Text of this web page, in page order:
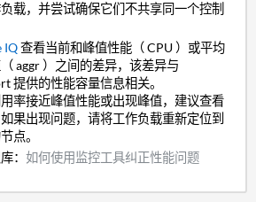
载，并尝试确保它们不共享同一个控制
IQ查看当前和峰值性能（ CPU ）或平均
aggr ）之间的差异，该差异与
提供的性能容量信息相关。
率接近峰值性能或出现峰值，建议查看
果出现问题，请将工作负载重新定位到
点。
：如何使用监控工具纠正性能问题